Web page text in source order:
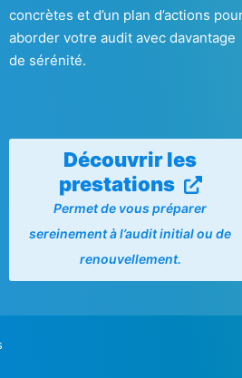
concrètes et d’un plan d’actions
aborder votre audit avec davantage
de sérénité.
Découvrir les
prestations
Permet de vous préparer
sereinement à l’audit initial ou de
renouvellement.